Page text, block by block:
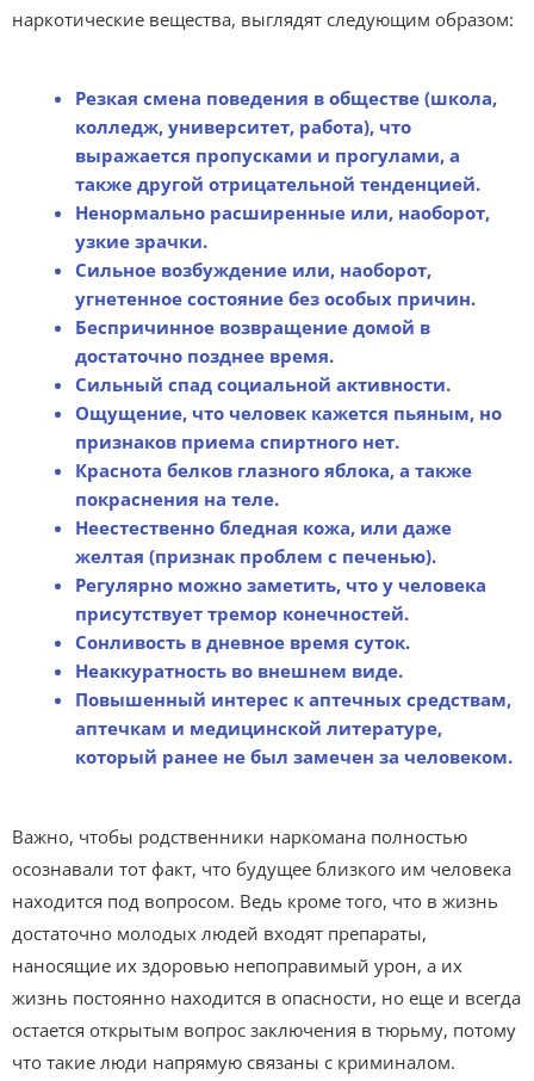
наркотические вещества, выглядят следующим образом:
Резкая смена поведения в обществе (школа,
колледж, университет, работа), что
выражается пропусками и прогулами, а
также другой отрицательной тенденцией.
Ненормально расширенные или, наоборот,
узкие зрачки.
Сильное возбуждение или, наоборот,
угнетенное состояние без особых причин.
Беспричинное возвращение домой в
достаточно позднее время.
Сильный спад социальной активности.
Ощущение, что человек кажется пьяным, но
признаков приема спиртного нет.
Краснота белков глазного яблока, а также
покраснения на теле.
Неестественно бледная кожа, или даже
желтая (признак проблем с печенью).
Регулярно можно заметить, что у человека
присутствует тремор конечностей.
Сонливость в дневное время суток.
Неаккуратность во внешнем виде.
Повышенный интерес к аптечных средствам,
аптечкам и медицинской литературе,
который ранее не был замечен за человеком.
Важно, чтобы родственники наркомана полностью
осознавали тот факт, что будущее близкого им человека
находится под вопросом. Ведь кроме того, что в жизнь
достаточно молодых людей входят препараты,
наносящие их здоровью непоправимый урон, а их
жизнь постоянно находится в опасности, но еще и всегда
остается открытым вопрос заключения в тюрьму, потому
что такие люди напрямую связаны с криминалом.